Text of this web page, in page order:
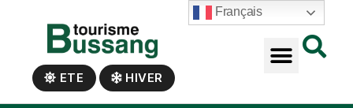
ETE HIVER
Français
Panneau de gestion des cookies